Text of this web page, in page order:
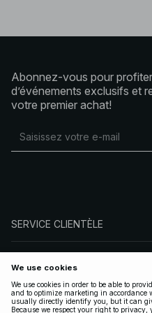
Abonnez-vous pour profiter
d’événements exclusifs et
votre premier achat!
SERVICE CLIENTÈLE
SUIVEZ-NOUS